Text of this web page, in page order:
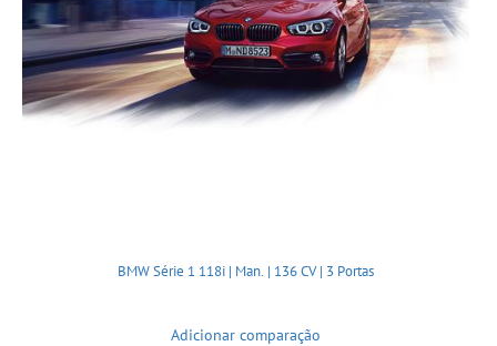
BMW Série 1 118i | Man. | 136 CV | 3 Portas
Adicionar comparação